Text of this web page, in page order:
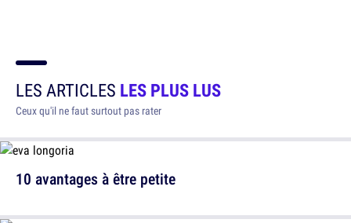
LES ARTICLES LES PLUS LUS
Ceux qu'il ne faut surtout pas rater
10 avantages à être petite